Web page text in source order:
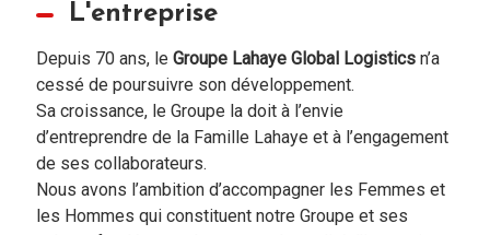
L'entreprise
Depuis 70 ans, le Groupe Lahaye Global Logisticsn’a
cessé de poursuivre son développement.
Sa croissance, le Groupe la doit à l’envie
d’entreprendre de la Famille Lahaye et à l’engagement
de ses collaborateurs.
Nous avons l’ambition d’accompagner les Femmes et
les Hommes qui constituent notre Groupe et ses